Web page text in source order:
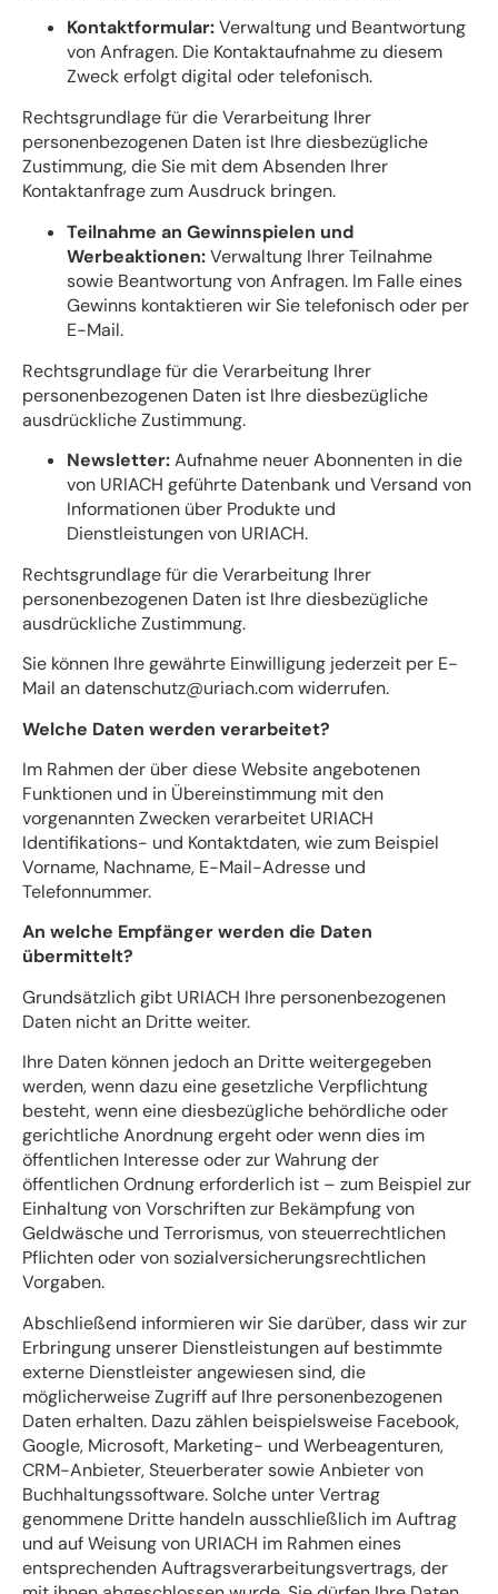
Kontaktformular:Verwaltung und Beantwortung
von Anfragen. Die Kontaktaufnahme zu diesem
Zweck erfolgt digital oder telefonisch.
Rechtsgrundlage für die Verarbeitung Ihrer
personenbezogenen Daten ist Ihre diesbezügliche
Zustimmung, die Sie mit dem Absenden Ihrer
Kontaktanfrage zum Ausdruck bringen.
Teilnahme an Gewinnspielen und
Werbeaktionen:Verwaltung Ihrer Teilnahme
sowie Beantwortung von Anfragen. Im Falle eines
Gewinns kontaktieren wir Sie telefonisch oder per
E-Mail.
Rechtsgrundlage für die Verarbeitung Ihrer
personenbezogenen Daten ist Ihre diesbezügliche
ausdrückliche Zustimmung.
Newsletter:Aufnahme neuer Abonnenten in die
von URIACH geführte Datenbank und Versand von
Informationen über Produkte und
Dienstleistungen von URIACH.
Rechtsgrundlage für die Verarbeitung Ihrer
personenbezogenen Daten ist Ihre diesbezügliche
ausdrückliche Zustimmung.
Sie können Ihre gewährte Einwilligung jederzeit per E-
Mail an datenschutz@uriach.com widerrufen.
Welche Daten werden verarbeitet?
Im Rahmen der über diese Website angebotenen
Funktionen und in Übereinstimmung mit den
vorgenannten Zwecken verarbeitet URIACH
Identifikations- und Kontaktdaten, wie zum Beispiel
Vorname, Nachname, E-Mail-Adresse und
Telefonnummer.
An welche Empfänger werden die Daten
übermittelt?
Grundsätzlich gibt URIACH Ihre personenbezogenen
Daten nicht an Dritte weiter.
Ihre Daten können jedoch an Dritte weitergegeben
werden, wenn dazu eine gesetzliche Verpflichtung
besteht, wenn eine diesbezügliche behördliche oder
gerichtliche Anordnung ergeht oder wenn dies im
öffentlichen Interesse oder zur Wahrung der
öffentlichen Ordnung erforderlich ist – zum Beispiel zur
Einhaltung von Vorschriften zur Bekämpfung von
Geldwäsche und Terrorismus, von steuerrechtlichen
Pflichten oder von sozialversicherungsrechtlichen
Vorgaben.
Abschließend informieren wir Sie darüber, dass wir zur
Erbringung unserer Dienstleistungen auf bestimmte
externe Dienstleister angewiesen sind, die
möglicherweise Zugriff auf Ihre personenbezogenen
Daten erhalten. Dazu zählen beispielsweise Facebook,
Google, Microsoft, Marketing- und Werbeagenturen,
CRM-Anbieter, Steuerberater sowie Anbieter von
Buchhaltungssoftware. Solche unter Vertrag
genommene Dritte handeln ausschließlich im Auftrag
und auf Weisung von URIACH im Rahmen eines
entsprechenden Auftragsverarbeitungsvertrags, der